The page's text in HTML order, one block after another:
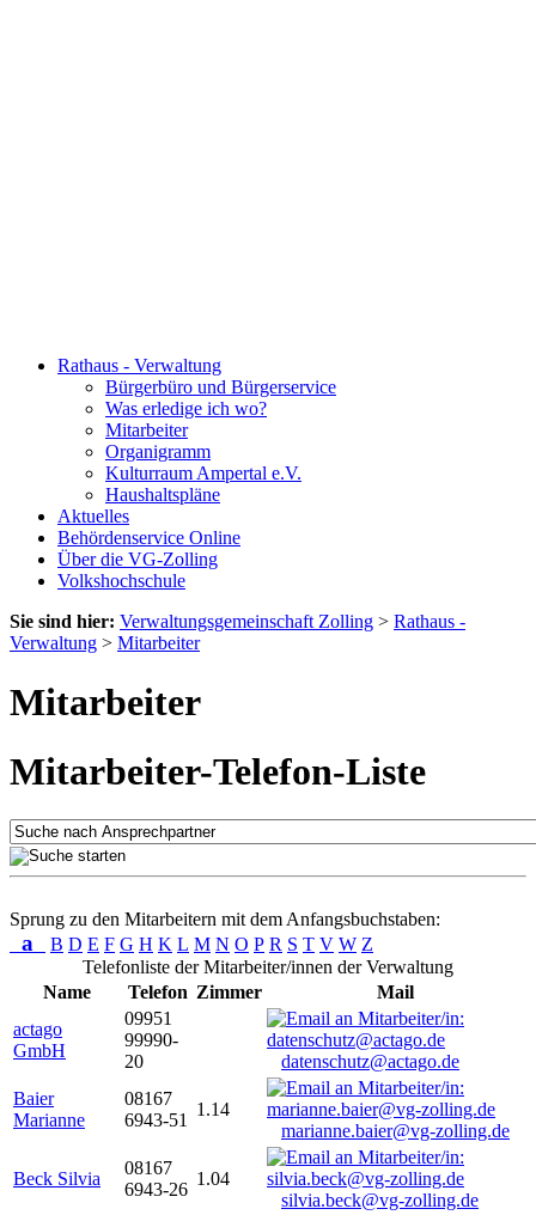
Rathaus - Verwaltung
Bürgerbüro und Bürgerservice
Was erledige ich wo?
Mitarbeiter
Organigramm
Kulturraum Ampertal e.V.
Haushaltspläne
Aktuelles
Behördenservice Online
Über die VG-Zolling
Volkshochschule
Sie sind hier: Verwaltungsgemeinschaft Zolling > Rathaus -
Verwaltung > Mitarbeiter
Mitarbeiter
Mitarbeiter-Telefon-Liste
Sprung zu den Mitarbeitern mit dem Anfangsbuchstaben:
a B D E F G H K L M N O P R S T V W Z
Telefonliste der Mitarbeiter/innen der Verwaltung
Name
Telefon Zimmer
Mail
actago
GmbH
09951
99990-
20
datenschutz@actago.de
Baier
Marianne
08167
6943-51
1.14
marianne.baier@vg-zolling.de
Beck Silvia
08167
6943-26
1.04
silvia.beck@vg-zolling.de